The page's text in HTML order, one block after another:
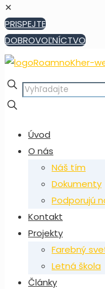
✕
PRISPEJTE
DOBROVOĽNÍCTVO
Úvod
O nás
Náš tím
Dokumenty
Podporujú
Kontakt
Projekty
Farebný
Letná škola
Články